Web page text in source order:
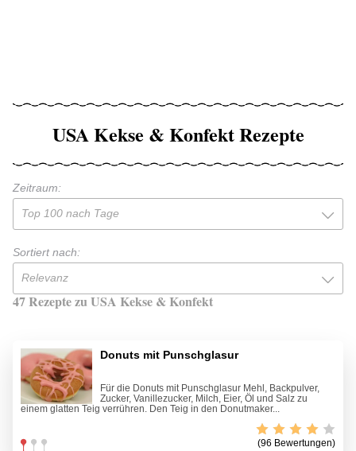
USA Kekse & Konfekt Rezepte
Zeitraum:
Top 100 nach Tage
Sortiert nach:
Relevanz
47 Rezepte zu USA Kekse & Konfekt
Donuts mit Punschglasur
Für die Donuts mit Punschglasur Mehl, Backpulver,
Zucker, Vanillezucker, Milch, Eier, Öl und Salz zu
einem glatten Teig verrühren. Den Teig in den Donutmaker...
(96 Bewertungen)